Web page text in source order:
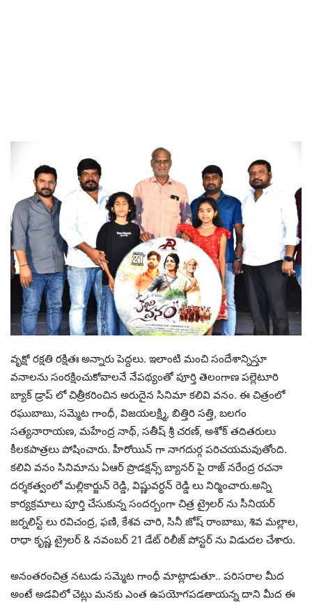
వృక్షో రక్షతి రక్షితః అన్నారు పెద్దలు. ఇలాంటి మంచి సందేశాన్నిస్తూ
వనాలను సంరక్షించుకోవాలనే నేపథ్యంతో పూర్తి తెలంగాణ పల్లెటూరి
బ్యాక్ డ్రాప్ లో చిత్రీకరించిన అరుదైన సినిమా కలివి వనం. ఈ చిత్రంలో
రఘుబాబు, సమ్మెట గాంధీ, విజయలక్ష్మి, బిత్తిరి సత్తి, బలగం
సత్యనారాయణ, మహేంద్ర నాథ్, సతీష్ శ్రీ చరణ్, అశోక్ తదితరులు
కీలకపాత్రలు పోషించారు. హీరోయిన్ గా నాగదుర్గ పరిచయమవుతోంది.
కలివి వనం సినిమాను ఏఆర్ ప్రొడక్షన్స్ బ్యానర్ పై రాజ్ నరేంద్ర రచనా
దర్శకత్వంలో మల్లికార్జున్ రెడ్డి, విష్ణువర్ధన్ రెడ్డి లు నిర్మించారు.అన్ని
కార్యక్రమాలు పూర్తి చేసుకున్న సందర్బంగా చిత్ర ట్రైలర్ ను సీనియర్
జర్నలిస్ట్ లు రవిచంద్ర, ఫణి, కేశవ చారి, సినీ జోష్ రాంబాబు, శివ మల్లాల,
రాధా కృష్ణ ట్రైలర్ & నవంబర్ 21 డేట్ రిలీజ్ పోస్టర్ ను విడుదల చేశారు.
అనంతరంచిత్ర నటుడు సమ్మెట గాంధీ మాట్లాడుతూ.. పరిసరాల మీద
అంటే అడవిలో చెట్లు మనకు ఎంత ఉపయోగపడతాయన్న దాని మీద ఈ